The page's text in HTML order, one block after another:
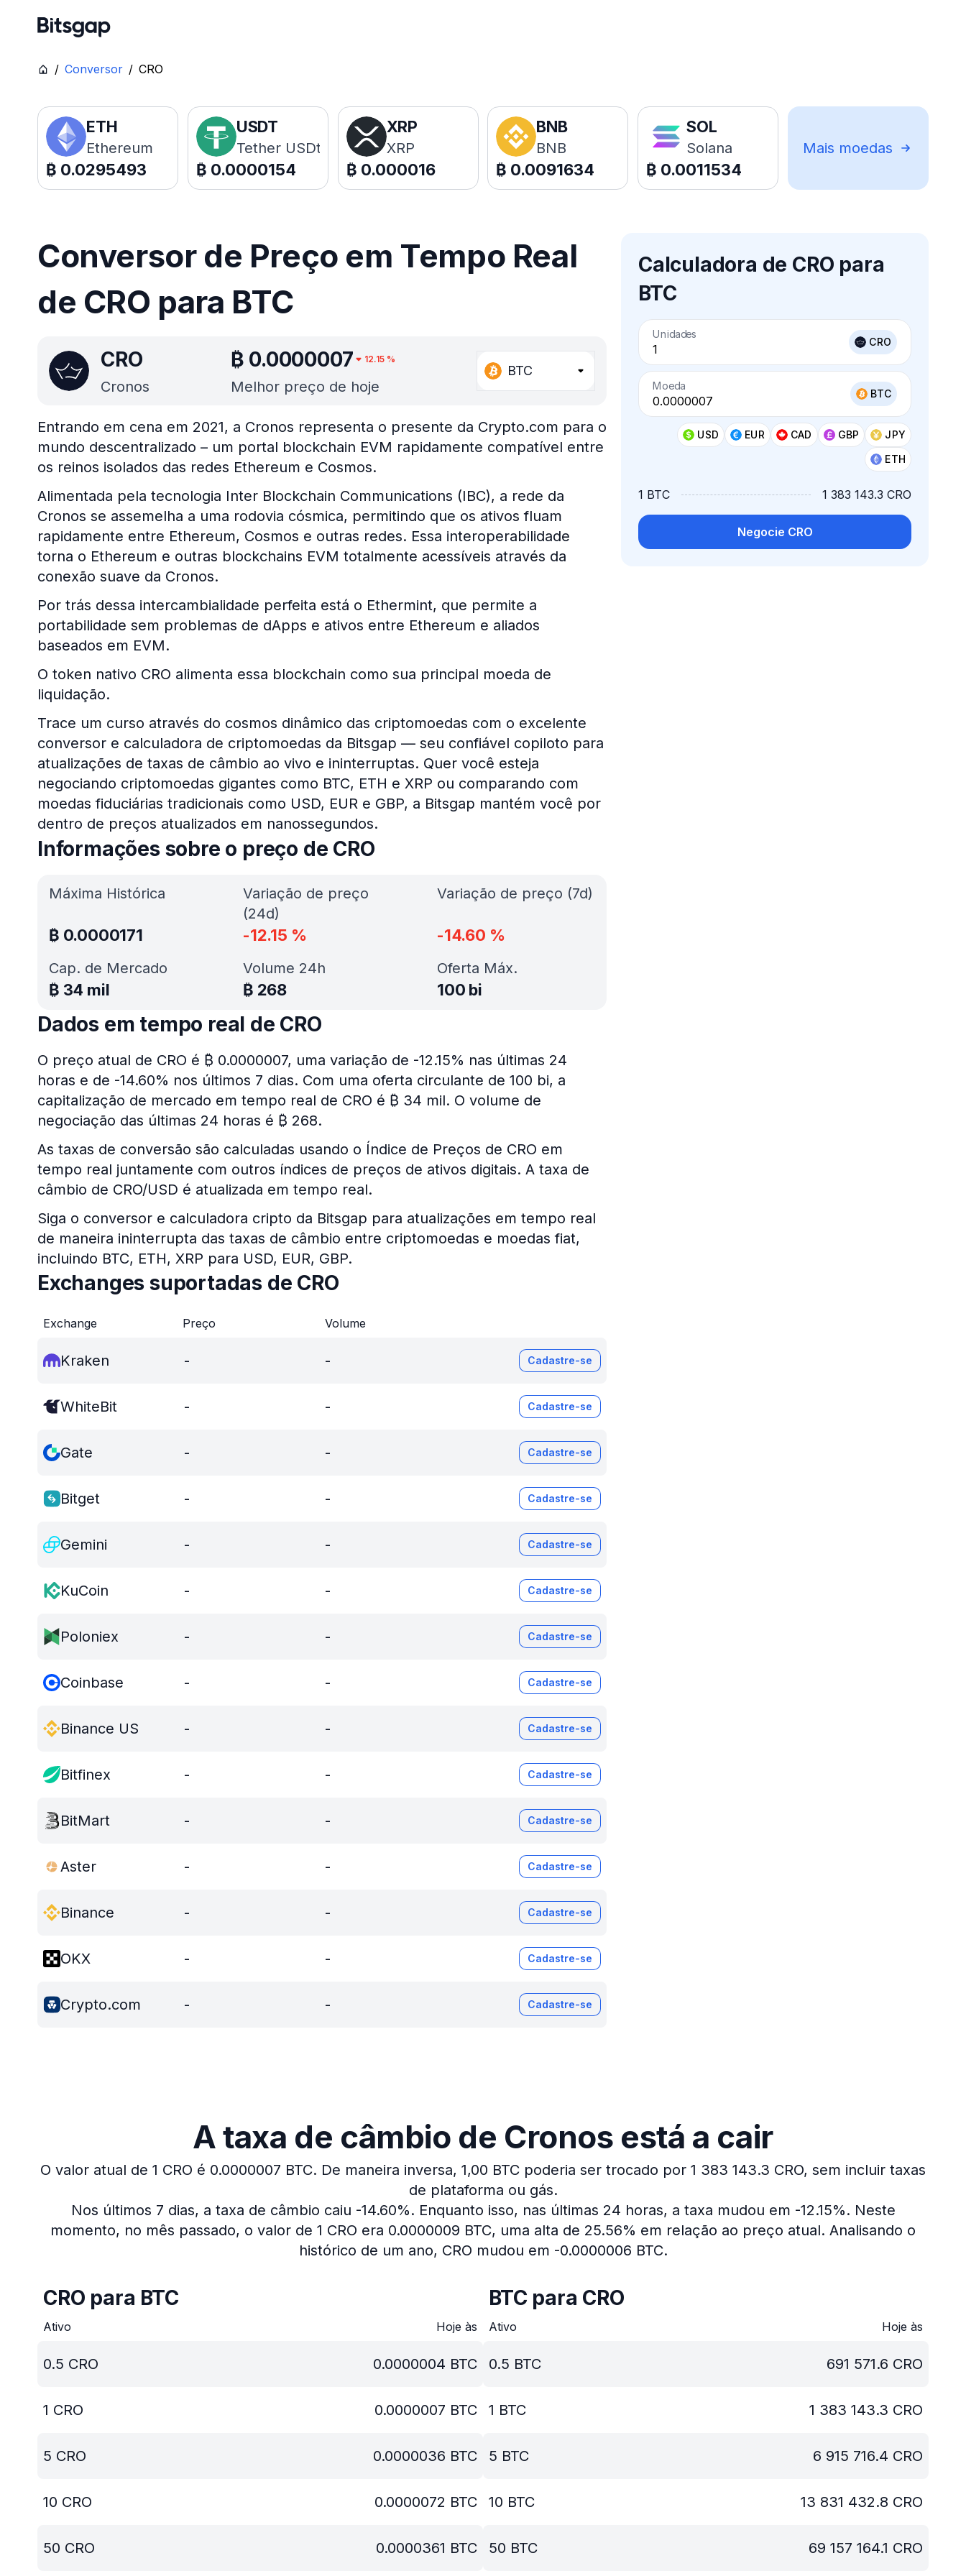
/ Conversor / CRO
ETH
Ethereum
₿ 0.0295493
USDT
Tether USDt
₿ 0.0000154
XRP
XRP
₿ 0.000016
BNB
BNB
₿ 0.0091634
SOL
Solana
₿ 0.0011534
Mais moedas
Conversor de Preço em Tempo Real
de CRO para BTC
CRO
Cronos
₿ 0.0000007 12.15 %
Melhor preço de hoje
BTC
Calculadora de CRO para
BTC
Unidades
CRO
Moeda
BTC
USD EUR CAD GBP
JPY
ETH
1 BTC 1 383 143.3 CRO
Negocie CRO
Entrando em cena em 2021, a Cronos representa o presente da Crypto.com para o
mundo descentralizado – um portal blockchain EVM rapidamente compatível entre
os reinos isolados das redes Ethereum e Cosmos.
Alimentada pela tecnologia Inter Blockchain Communications (IBC), a rede da
Cronos se assemelha a uma rodovia cósmica, permitindo que os ativos fluam
rapidamente entre Ethereum, Cosmos e outras redes. Essa interoperabilidade
torna o Ethereum e outras blockchains EVM totalmente acessíveis através da
conexão suave da Cronos.
Por trás dessa intercambialidade perfeita está o Ethermint, que permite a
portabilidade sem problemas de dApps e ativos entre Ethereum e aliados
baseados em EVM.
O token nativo CRO alimenta essa blockchain como sua principal moeda de
liquidação.
Trace um curso através do cosmos dinâmico das criptomoedas com o excelente
conversor e calculadora de criptomoedas da Bitsgap — seu confiável copiloto para
atualizações de taxas de câmbio ao vivo e ininterruptas. Quer você esteja
negociando criptomoedas gigantes como BTC, ETH e XRP ou comparando com
moedas fiduciárias tradicionais como USD, EUR e GBP, a Bitsgap mantém você por
dentro de preços atualizados em nanossegundos.
Informações sobre o preço de CRO
Máxima Histórica
₿ 0.0000171
Cap. de Mercado
₿ 34 mil
Variação de preço
(24d)
-12.15 %
Variação de preço (7d)
-14.60 %
Volume 24h
₿ 268
Oferta Máx.
100 bi
Dados em tempo real de CRO
O preço atual de CRO é ₿ 0.0000007, uma variação de -12.15% nas últimas 24
horas e de -14.60% nos últimos 7 dias. Com uma oferta circulante de 100 bi, a
capitalização de mercado em tempo real de CRO é ₿ 34 mil. O volume de
negociação das últimas 24 horas é ₿ 268.
As taxas de conversão são calculadas usando o Índice de Preços de CRO em
tempo real juntamente com outros índices de preços de ativos digitais. A taxa de
câmbio de CRO/USD é atualizada em tempo real.
Siga o conversor e calculadora cripto da Bitsgap para atualizações em tempo real
de maneira ininterrupta das taxas de câmbio entre criptomoedas e moedas fiat,
incluindo BTC, ETH, XRP para USD, EUR, GBP.
Exchanges suportadas de CRO
Exchange Preço Volume
Kraken - - Cadastre-se
WhiteBit - - Cadastre-se
Gate - - Cadastre-se
Bitget - - Cadastre-se
Gemini - - Cadastre-se
KuCoin - - Cadastre-se
Poloniex - - Cadastre-se
Coinbase - - Cadastre-se
Binance US - - Cadastre-se
Bitfinex - - Cadastre-se
BitMart - - Cadastre-se
Aster - - Cadastre-se
Binance - - Cadastre-se
OKX - - Cadastre-se
Crypto.com - - Cadastre-se
A taxa de câmbio de Cronos está a cair
O valor atual de 1 CRO é 0.0000007 BTC. De maneira inversa, 1,00 BTC poderia ser trocado por 1 383 143.3 CRO, sem incluir taxas
de plataforma ou gás.
Nos últimos 7 dias, a taxa de câmbio caiu -14.60%. Enquanto isso, nas últimas 24 horas, a taxa mudou em -12.15%. Neste
momento, no mês passado, o valor de 1 CRO era 0.0000009 BTC, uma alta de 25.56% em relação ao preço atual. Analisando o
histórico de um ano, CRO mudou em -0.0000006 BTC.
CRO para BTC
Ativo Hoje às
0.5 CRO 0.0000004 BTC
1 CRO 0.0000007 BTC
5 CRO 0.0000036 BTC
10 CRO 0.0000072 BTC
50 CRO 0.0000361 BTC
BTC para CRO
Ativo Hoje às
0.5 BTC 691 571.6 CRO
1 BTC 1 383 143.3 CRO
5 BTC 6 915 716.4 CRO
10 BTC 13 831 432.8 CRO
50 BTC 69 157 164.1 CRO